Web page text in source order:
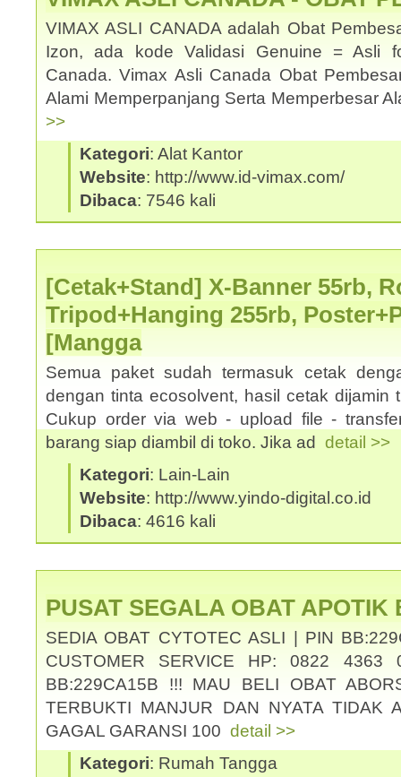
VIMAX ASLI CANADA adalah Obat
Izon, ada kode Validasi Genuine = Asli
Canada. Vimax Asli Canada Obat
Alami Memperpanjang Serta Memperbesar
>>
Kategori: Alat Kantor
Website: http://www.id-vimax.com/
Dibaca: 7546 kali
[Cetak+Stand] X-Banner 55rb,
Tripod+Hanging 255rb,
[Mangga
Semua paket sudah termasuk cetak
dengan tinta ecosolvent, hasil cetak dijamin
Cukup order via web - upload file -
barang siap diambil di toko. Jika ad detail >>
Kategori: Lain-Lain
Website: http://www.yindo-digital.co.id
Dibaca: 4616 kali
PUSAT SEGALA OBAT APOTIK
SEDIA OBAT CYTOTEC ASLI | PIN
CUSTOMER SERVICE HP: 0822 4363
BB:229CA15B !!! MAU BELI OBAT
TERBUKTI MANJUR DAN NYATA TIDAK
GAGAL GARANSI 100 detail >>
Kategori: Rumah Tangga